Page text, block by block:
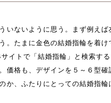
ないように思う。まず例え
たまに金色の結婚指輪を着
イトで「結婚指輪」と検索
価格も、デザインを５～６型
、ふたりにとっての結婚指